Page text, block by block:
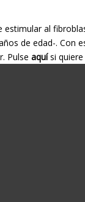
estimular al
de edad-. Con
Pulse aquísi quiere